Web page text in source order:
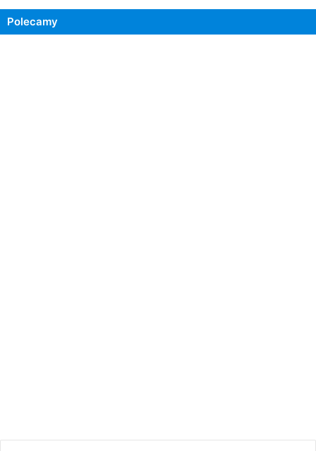
Polecamy